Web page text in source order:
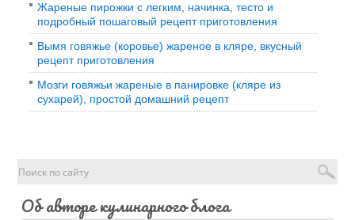
Жареные пирожки с легким, начинка, тесто и
подробный пошаговый рецепт приготовления
Вымя говяжье (коровье) жареное в кляре, вкусный
рецепт приготовления
Мозги говяжьи жареные в панировке (кляре из
сухарей), простой домашний рецепт
Об авторе кулинарного блога